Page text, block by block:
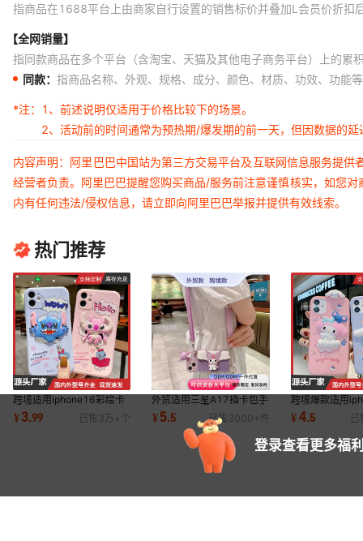
指商品在1688平台上由商家自行设置的销售标价并叠加L会员价折扣
【全网销量】
指同款商品在多个平台（含淘宝、天猫及其他电子商务平台）上的累
同款： 指商品名称、外观、规格、成分、颜色、材质、功效、功能
*注：
1、前述说明仅适用于价格比较下的场景。
2、活动前的时间通常为预热期/爆发期的前一天，但因数据的
内容声明：阿里巴巴中国站为第三方交易平台及互联网信息服务提
经营者负责。阿里巴巴提醒您购买商品/服务前注意谨慎核实，如您
内有任何违法/侵权信息，请立即向阿里巴巴举报并提供有效线索。
热门推荐
跨境适用iphone16彩绘卡
通手机壳苹果17promax史
迪仔可爱一件代发
¥3.99 已售 3万+ 个
外贸适用三星A17插卡包手
机壳A34卡通趴趴A24库洛
米A53斜挎绳软女
¥5.5 已售 3000+ 件
跨境爆款适用
通苹果16手机
乐蒂可爱立体硅
¥4.5 已
登录查看更多福